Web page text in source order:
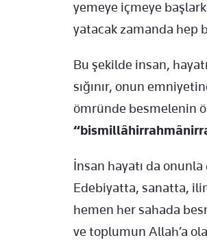
yemeye içmeye
yatacak zamanda hep
Bu şekilde insan,
sığınır, onun
ömründe besmelenin
İnsan hayatı da
Edebiyatta, sanatta,
hemen her sahada
ve toplumun Allah’a